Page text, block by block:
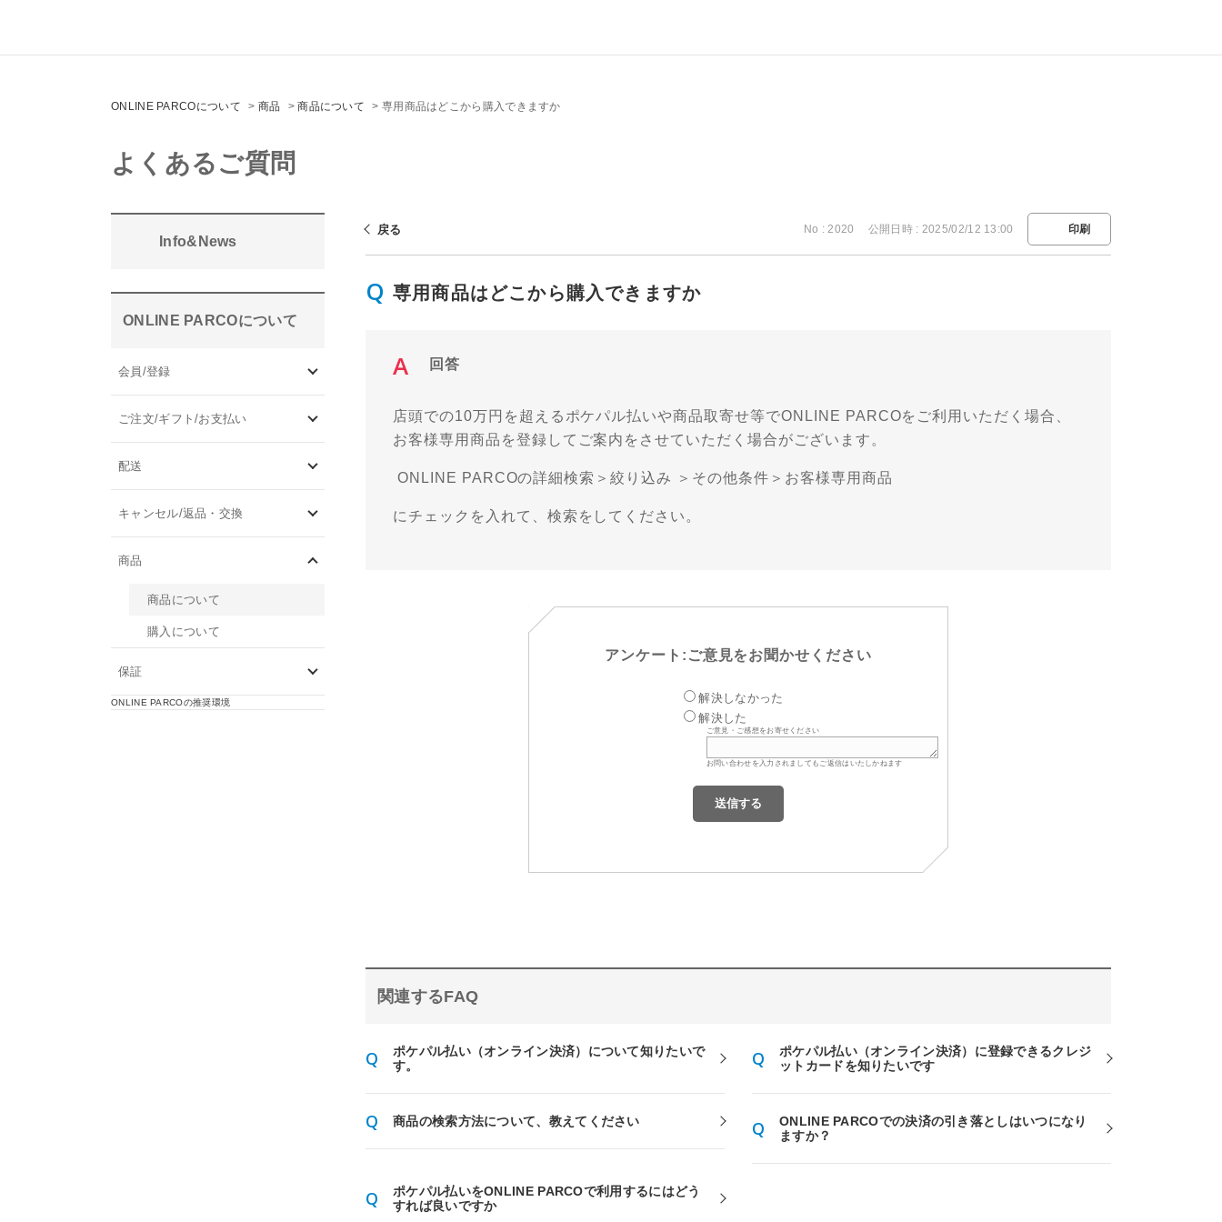
ONLINE PARCOについて > 商品 >商品について > 専用商品はどこから購入できますか
よくあるご質問
Info&News
ONLINE PARCOについて
会員/登録
ご注文/ギフト/お支払い
配送
キャンセル/返品・交換
商品
商品について
購入について
保証
ONLINE PARCOの推奨環境
戻る No : 2020 公開日時 : 2025/02/12 13:00 印刷
専用商品はどこから購入できますか
回答
店頭での10万円を超えるポケパル払いや商品取寄せ等でONLINE PARCOをご利用いただく場合、
お客様専用商品を登録してご案内をさせていただく場合がございます。
ONLINE PARCOの詳細検索＞絞り込み ＞その他条件＞お客様専用商品
にチェックを入れて、検索をしてください。
アンケート:ご意見をお聞かせください
解決しなかった
解決した
ご意見・ご感想をお寄せください
お問い合わせを入力されましてもご返信はいたしかねます
関連するFAQ
ポケパル払い（オンライン決済）について知りたいで
す。
ポケパル払い（オンライン決済）に登録できるクレジ
ットカードを知りたいです
商品の検索方法について、教えてください
ONLINE PARCOでの決済の引き落としはいつになり
ますか？
ポケパル払いをONLINE PARCOで利用するにはどう
すれば良いですか